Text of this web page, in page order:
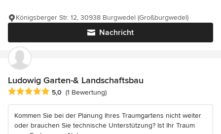
Nachricht
Königsberger Str. 12, 30938 Burgwedel (Großburgwedel)
Ludowig Garten-& Landschaftsbau
Durchschnittliche Bewertung: 5 von 5 Sternen
5,0 (1 Bewertung)
Kommen Sie bei der Planung Ihres Traumgartens nicht weiter
oder brauchen Sie technische Unterstützung? Ist Ihr Traum